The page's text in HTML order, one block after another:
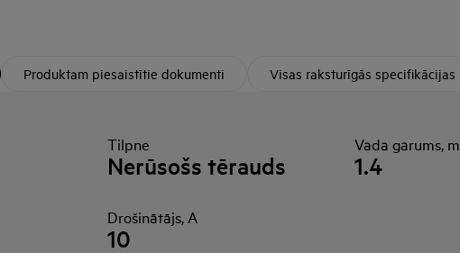
Produktam piesaistītie dokumenti Visas raksturīgās specifikācijas
Tilpne
Nerūsošs tērauds
Vada garums, m
1.4
Drošinātājs, A
10